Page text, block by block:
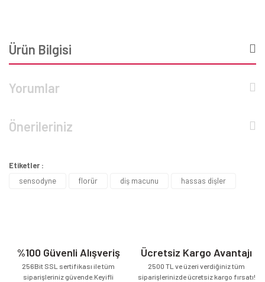
Ürün Bilgisi
Yorumlar
Önerileriniz
Etiketler :
sensodyne
florür diş macunu hassas dişler
%100 Güvenli Alışveriş
256Bit SSL sertifikası ile tüm
siparişleriniz güvende.Keyifli
Ücretsiz Kargo Avantajı
2500 TL ve üzeri verdiğiniz tüm
siparişlerinizde ücretsiz kargo fırsatı!